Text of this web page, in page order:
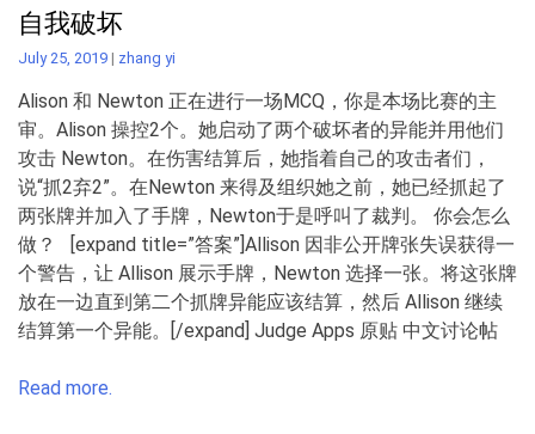
自我破坏
July 25, 2019 | zhang yi
Alison 和 Newton 正在进行一场MCQ，你是本场比赛的主
审。Alison 操控2个。她启动了两个破坏者的异能并用他们
攻击 Newton。在伤害结算后，她指着自己的攻击者们，
说“抓2弃2”。在Newton 来得及组织她之前，她已经抓起了
两张牌并加入了手牌，Newton于是呼叫了裁判。 你会怎么
做？ [expand title=”答案”]Allison 因非公开牌张失误获得一
个警告，让 Allison 展示手牌，Newton 选择一张。将这张牌
放在一边直到第二个抓牌异能应该结算，然后 Allison 继续
结算第一个异能。[/expand] Judge Apps 原贴 中文讨论帖
Read more.